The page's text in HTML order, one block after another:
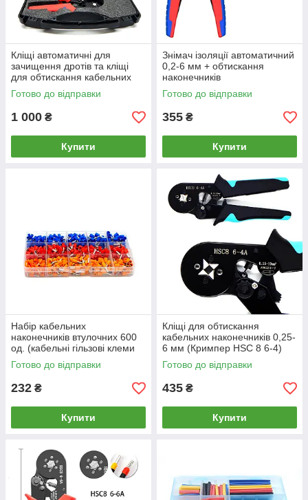
Кліщі автоматичні для
зачищення дротів та кліщі
для обтискання кабельних
наконечників. Набір 2 в 1 в
кейсі
Готово до відправки
1 000 ₴
Купити
Знімач ізоляції автоматичний
0,2-6 мм + обтискання
наконечників
Готово до відправки
355 ₴
Купити
Набір кабельних
наконечників втулочних 600
од. (кабельні гільзові клеми
ізольовані 1.5, 2.5, 4 мм)
Готово до відправки
232 ₴
Купити
Кліщі для обтискання
кабельних наконечників 0,25-
6 мм (Кримпер HSC 8 6-4)
Готово до відправки
435 ₴
Купити